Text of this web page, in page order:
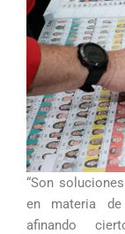
“Son
en materia de
afinando